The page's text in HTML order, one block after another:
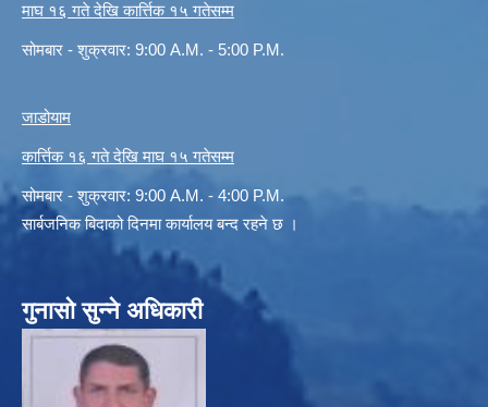
माघ १६ गते देखि कार्त्तिक १५ गतेसम्म
सोमबार - शुक्रवार: 9:00 A.M. - 5:00 P.M.
जाडोयाम
कार्त्तिक १६ गते देखि माघ १५ गतेसम्म
सोमबार - शुक्रवार: 9:00 A.M. - 4:00 P.M.
सार्बजनिक बिदाको दिनमा कार्यालय बन्द रहने छ ।
गुनासो सुन्ने अधिकारी